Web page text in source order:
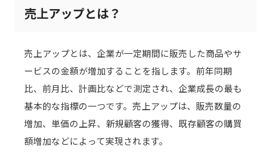
売上アップとは？
売上アップとは、企業が一定期間に販売した商品やサ
ービスの金額が増加することを指します。前年同期
比、前月比、計画比などで測定され、企業成長の最も
基本的な指標の一つです。売上アップは、販売数量の
増加、単価の上昇、新規顧客の獲得、既存顧客の購買
額増加などによって実現されます。